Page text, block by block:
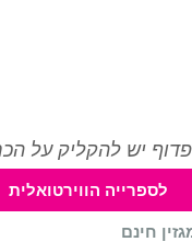
יש להקליק על
לספרייה הווירטואלית
חינם